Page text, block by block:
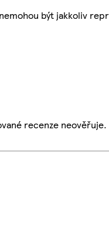
být jakkoliv
recenze neověřuje.